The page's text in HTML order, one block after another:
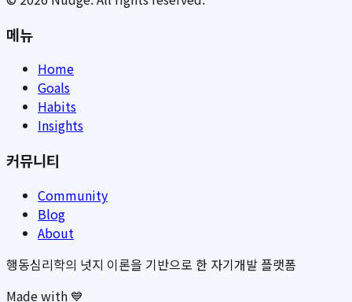
메뉴
Home
Goals
Habits
Insights
커뮤니티
Community
Blog
About
행동심리학의 넛지 이론을 기반으로 한 자기개발 플랫폼
Made with 💙